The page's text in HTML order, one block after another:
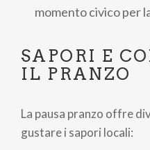
momento civico per
SAPORI E
IL PRANZO
La pausa pranzo offre
gustare i sapori locali: